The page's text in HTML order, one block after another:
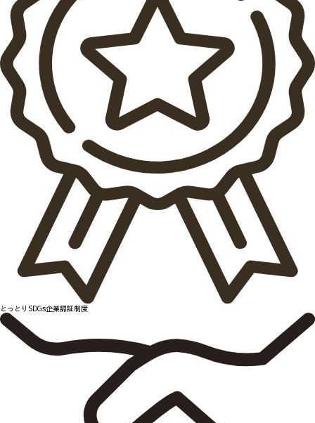
とっとりSDGs企業認証制度